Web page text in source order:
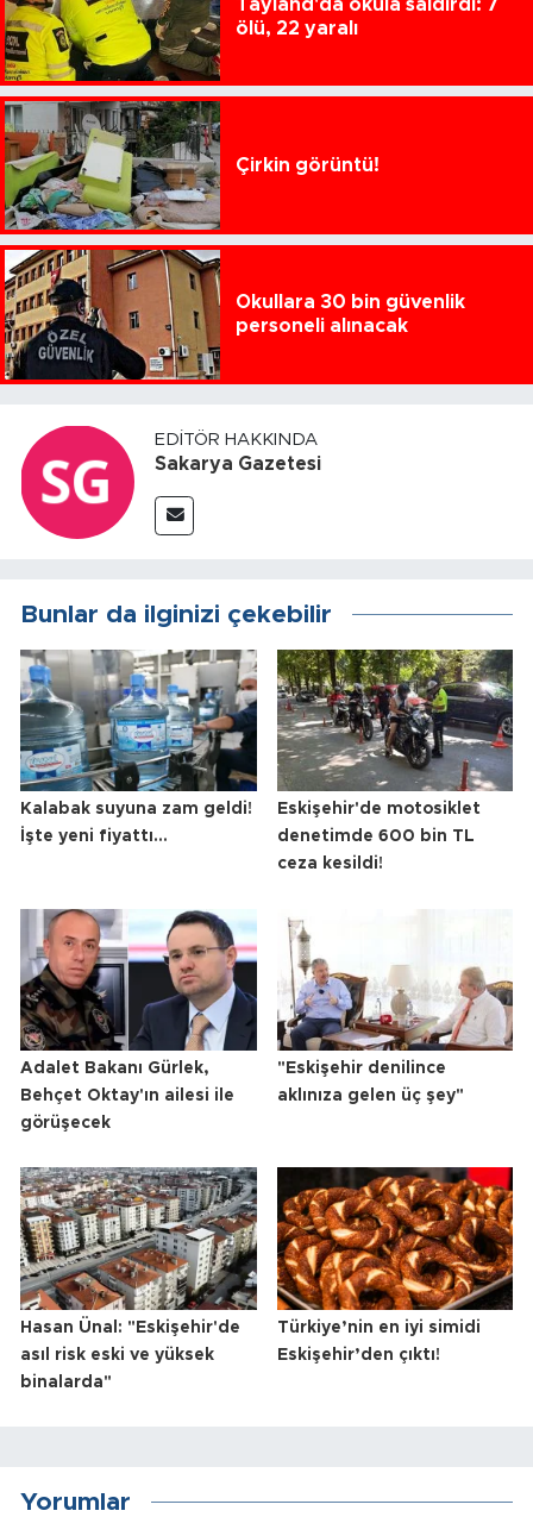
Tayland'da okula saldırdı: 7
ölü, 22 yaralı
Çirkin görüntü!
Okullara 30 bin güvenlik
personeli alınacak
EDITÖR HAKKINDA
Sakarya Gazetesi
Bunlar da ilginizi çekebilir
Kalabak suyuna zam geldi!
İşte yeni fiyattı...
Eskişehir'de motosiklet
denetimde 600 bin TL
ceza kesildi!
Adalet Bakanı Gürlek,
Behçet Oktay'ın ailesi ile
görüşecek
"Eskişehir denilince
aklınıza gelen üç şey"
Hasan Ünal: "Eskişehir'de
asıl risk eski ve yüksek
binalarda"
Türkiye’nin en iyi simidi
Eskişehir’den çıktı!
Yorumlar